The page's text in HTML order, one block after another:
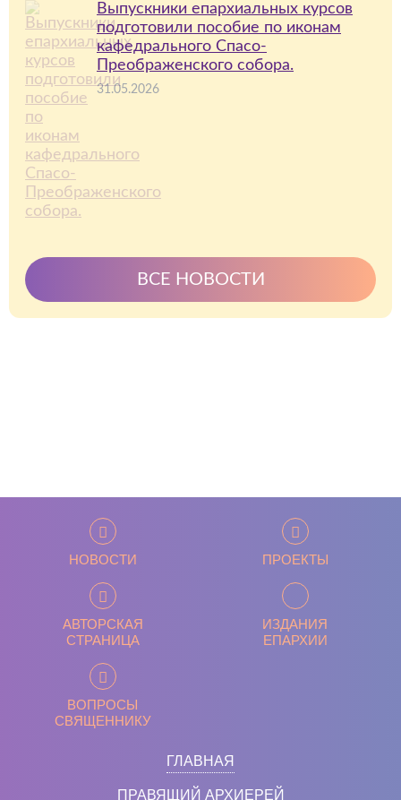
Выпускники епархиальных курсов
подготовили пособие по иконам
кафедрального Спасо-
Преображенского собора.
31.05.2026
ВСЕ НОВОСТИ
НОВОСТИ ПРОЕКТЫ
АВТОРСКАЯ
СТРАНИЦА
ИЗДАНИЯ
ЕПАРХИИ
ВОПРОСЫ
СВЯЩЕННИКУ
ГЛАВНАЯ
ПРАВЯЩИЙ АРХИЕРЕЙ